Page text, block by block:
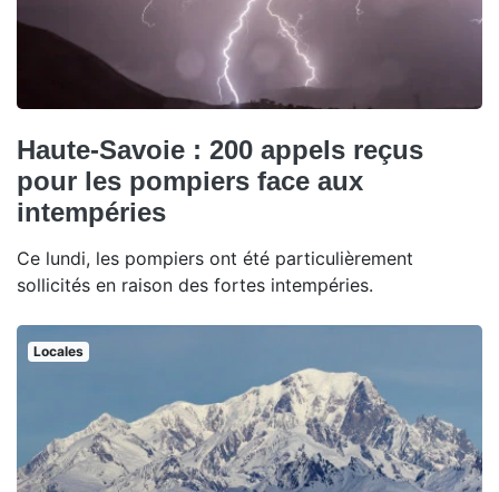
Haute-Savoie : 200 appels reçus
pour les pompiers face aux
intempéries
Ce lundi, les pompiers ont été particulièrement
sollicités en raison des fortes intempéries.
Locales